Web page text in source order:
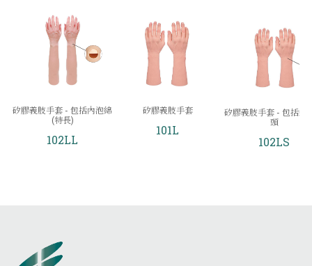
矽膠義肢手套 - 包括內泡綿
(特長)
102LL
矽膠義肢手套
101L
矽膠義肢手套 - 包括螺
頭
102LS